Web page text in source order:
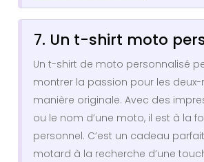
7. Un t-shirt moto
Un t-shirt de moto personnalisé
montrer la passion pour les
manière originale. Avec des
ou le nom d’une moto, il est à la
personnel. C’est un cadeau
motard à la recherche d’une